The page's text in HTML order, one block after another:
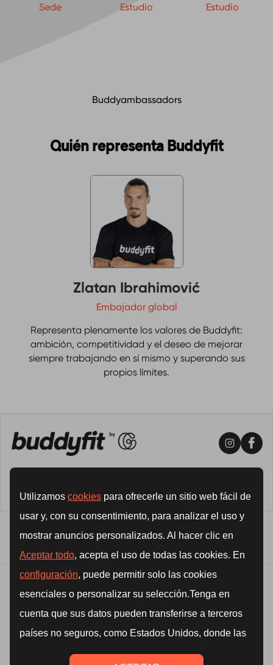
Sede Estudio Estudio
Buddyambassadors
Quién representa Buddyfit
Zlatan Ibrahimović
Embajador global
Representa plenamente los valores de Buddyfit:
ambición, competitividad y el deseo de mejorar
siempre trabajando en sí mismo y superando sus
propios límites.
Buddyfit is a registered trademark of Buddyfit S.r.l. Piazza Borgo
Pila 39, Genova | VAT 02609180993 | REA GE - 498713
Privacy Policy|Terms & Conditions